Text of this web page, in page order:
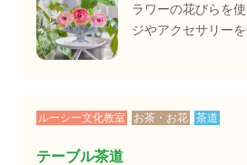
ラワーの花びらを
ジやアクセサリー
ルーシー文化教室 お茶・お花 茶道
テーブル茶道